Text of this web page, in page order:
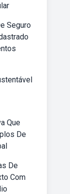
Seguro
Que
De
De
Com